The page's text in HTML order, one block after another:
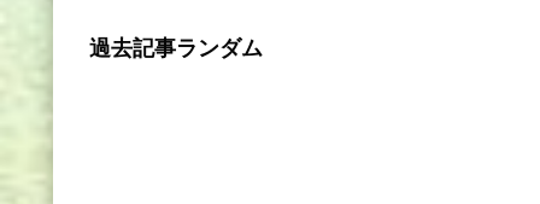
過去記事ランダム